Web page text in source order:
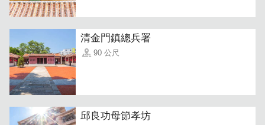
咸口味：使用猪腿肉及葱与独门配方，调制而成，以及不加
味素的健康需求，肉馅的水分、咸适度与口感值得您来品
清金門鎮總兵署
90 公尺
邱良功母節孝坊